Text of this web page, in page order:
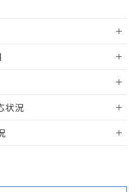
す。
イン/会員登録
用いただく前に、以下を必ずお読
状況
凡例
の共同利用者が、当社の製
必要な範囲で利用すること
ださい。
同利用者とは、
書をダウンロードするこ
物質）の非含有証明書
証明書（当社基準）
遡って非含有を証明する
ん。
のフタル酸エステル類４
が混在することから備考
しておりました。